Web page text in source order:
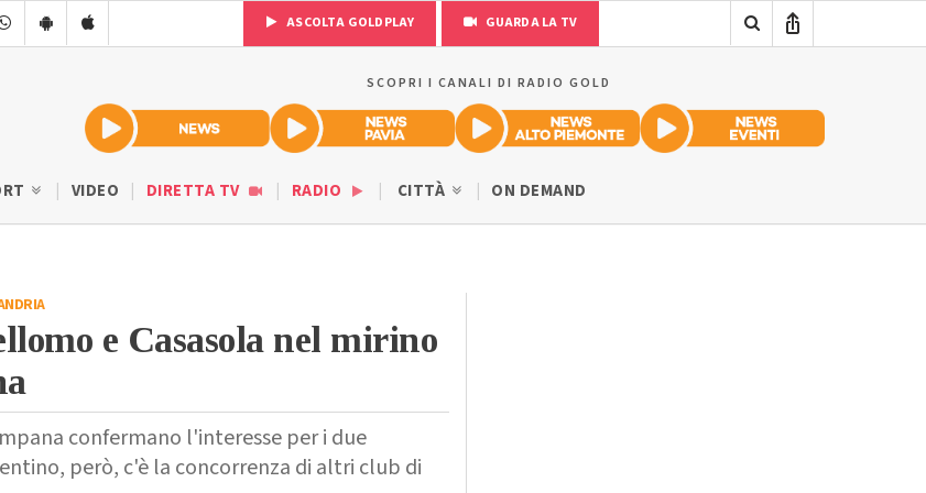
ASCOLTA GOLDPLAY GUARDA LA TV
SCOPRI I CANALI DI RADIO GOLD
VIDEO DIRETTA TV RADIO CITTÀ ON DEMAND
e Casasola nel mirino
confermano l'interesse per i due
però, c'è la concorrenza di altri club di